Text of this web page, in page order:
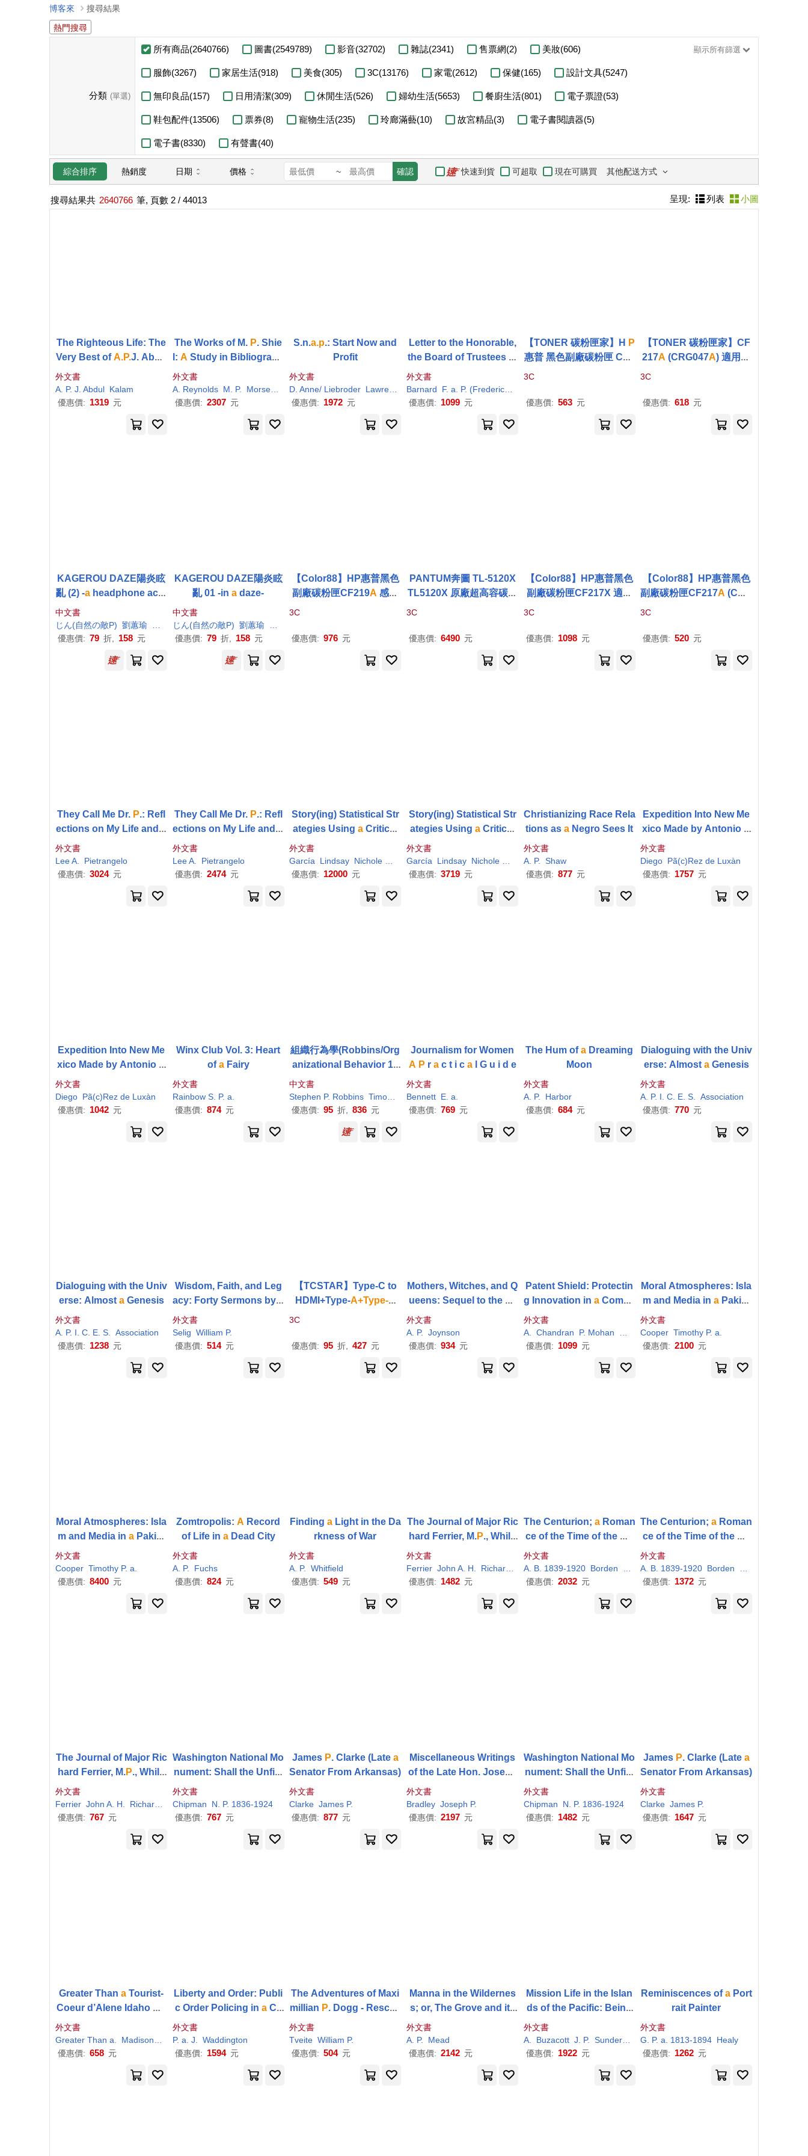
博客來
搜尋結果
熱門搜尋
分類 (單選)
所有商品(2640766) 圖書(2549789) 影音(32702) 雜誌(2341) 售票網(2) 美妝(606)
服飾(3267) 家居生活(918) 美食(305) 3C(13176) 家電(2612) 保健(165) 設計文具(5247)
無印良品(157) 日用清潔(309) 休閒生活(526) 婦幼生活(5653) 餐廚生活(801) 電子票證(53)
鞋包配件(13506) 票券(8) 寵物生活(235) 玲廊滿藝(10) 故宮精品(3) 電子書閱讀器(5)
電子書(8330) 有聲書(40)
顯示所有篩選
綜合排序 熱銷度 日期 價格 ~ 確認 快速到貨 可超取 現在可購買 其他配送方式
搜尋結果共 2640766 筆, 頁數 2 / 44013 呈現: 列表 小圖
The Righteous Life: The
Very Best ofA.P.J. Abdu
外文書
A P. J. Abdul Kalam
優惠價: 1319 元
The Works of M. P. Shie
l:A Study in Bibliograph
外文書
A. Reynolds M. P. Morse
Shiel
優惠價: 2307 元
S.n.a.p.: Start Now and
Profit
外文書
D. Anne/ Liebroder Lawrence A. Liebroder
優惠價: 1972 元
Letter to the Honorable,
the Board of Trustees of
the University of Mississ
ippi. by FrederickA.P
arnard ...
外文書
Barnard
F.a P. (Frederick Augustus Po
優惠價: 1099 元
【TONER 碳粉匣家】H P
惠普 黑色副廠碳粉匣 CF2
83X (CRG337) 適用型號:
125nw
3C
優惠價: 563 元
【TONER 碳粉匣家】CF
217A (CRG047A) 適用型
號:LJP M102
3C
優惠價: 618 元
KAGEROU DAZE陽炎眩
亂 (2) -aheadphone acto
中文書
じん(自然の敵P) 劉蕙瑜
優惠價: 79 折, 158 元
KAGEROU DAZE陽炎眩
亂 01 -ina daze-
中文書
じん(自然の敵P) 劉蕙瑜
優惠價: 79 折, 158 元
【Color88】HP惠普黑色
副廠碳粉匣CF219A 感光
鼓 (CRG049) 適用型號:LJ
P M130
3C
優惠價: 976 元
PANTUM奔圖 TL-5120X
TL5120X 原廠超高容碳粉
3C
優惠價: 6490 元
【Color88】HP惠普黑色
副廠碳粉匣CF217X 適用
型號:LJP M102
3C
優惠價: 1098 元
【Color88】HP惠普黑色
副廠碳粉匣CF217A (CRG
047
3C
優惠價: 520 元
They Call Me Dr. P.: Refl
ections on My Life and T
imes as
r and Flight Surgeon in t
he U.S. Military
外文書
LeeA
Pietrangelo
優惠價: 3024 元
They Call Me Dr. P.: Refl
ections on My Life and T
imes as
r and Flight Surgeon in t
he U.S. Military
外文書
LeeA.
Pietrangelo
優惠價: 2474 元
Story(ing) Statistical Str
ategies Usinga Critical
Race Feminista Quantita
tive PRAXIS
外文書
García Lindsay Nichole Margarita P érez Huber Vélez
Verónica N.
優惠價: 12000 元
Story(ing) Statistical Str
ategies Usinga Critical
Race Feminista Quantita
tive PRAXIS
外文書
García Lindsay Nichole Margarita Pérez Huber
Verónica N.
優惠價: 3719 元
Christianizing Race Rela
tions asa Negro Sees It
外文書
A. P.
Shaw
優惠價: 877 元
Expedition Into New Me
xico Made by Antonio D
e Espejo, 1582-1583, as
Revealed in the Journal
of DiegoPÃ(c)rez De Lu
外文書
Diego Pã(c)Rez de Luxàn
優惠價: 1757 元
Expedition Into New Me
xico Made by Antonio D
e Espejo, 1582-1583, as
Revealed in the Journal
of DiegoPÃ(c)rez De Lu
外文書
Diego Pã(c)Rez de Luxàn
優惠價: 1042 元
Winx Club Vol. 3: Heart
ofaFairy
外文書
Rainbow S. P. a
優惠價: 874 元
組織行為學(Robbins/Org
anizational Behavior 19
中文書
Stephen P. Robbins Timothy
. Judge
優惠價: 95 折, 836 元
A P r ac t i c al G u i d e
外文書
Bennett E.a
優惠價: 769 元
The Hum ofa Dreaming
Moon
外文書
A. P.
Harbor
優惠價: 684 元
Dialoguing with the Univ
erse: Almost aGenesis
外文書
A P. I. C. E. S.
Association
優惠價: 770 元
Dialoguing with the Univ
erse: Almost aGenesis
外文書
A P. I. C. E. S.
Association
優惠價: 1238 元
Wisdom, Faith, and Leg
acy: Forty Sermons bya
Hospital Chaplain:
ritual Anthology by Willi
amP. Selig, Volume Two
外文書
Selig William P.
優惠價: 514 元
【TCSTAR】Type-C to
HDMI+Type-A+Type-C
鋁合金多功能HUB轉接器
3C
優惠價: 95 折, 427 元
Mothers, Witches, and Q
ueens: Sequel to the he
artwarming MM Young A
dult romantasy, Son Of
The Lake, takes
外文書
A P.
Joynson
優惠價: 934 元
Patent Shield: Protectin
g Innovation ina Compe
titive World
nsive Guide to Safeguar
ding Intellectual Propert
外文書
A. Chandran P. Mohan
Srujana
優惠價: 1099 元
Moral Atmospheres: Isla
m and Media ina Pakist
ani Marketplace
外文書
Cooper Timothy P.a
優惠價: 2100 元
Moral Atmospheres: Isla
m and Media in a Pakist
ani Marketplace
外文書
Cooper Timothy P. a
優惠價: 8400 元
Zomtropolis:A Record
of Life in aDead City
外文書
A. P.
Fuchs
優惠價: 824 元
Finding aLight in the Da
rkness of War
外文書
A P.
Whitfield
優惠價: 549 元
The Journal of Major Ric
hard Ferrier, M.P., While
Travelling in France in th
e Year 1687. WithaBrie
外文書
Ferrier JohnA . H. Richard F. E.
Richardor
優惠價: 1482 元
The Centurion; aRoman
ce of the Time of the Me
ssiah. Translated From t
he French by Lucille
Borden
外文書
A. B. 1839-1920 Borden Lucille Papin Routhier
優惠價: 2032 元
The Centurion;a Roman
ce of the Time of the Me
ssiah. Translated From t
he French by Lucille
Borden
外文書
A . B. 1839-1920 Borden
優惠價: 1372 元
The Journal of Major Ric
hard Ferrier, M.P., While
Travelling in France in th
e Year 1687. WithaBrie
外文書
Ferrier John A . H. Richard F. E.
Richardor
優惠價: 767 元
Washington National Mo
nument: Shall the Unfini
shed Obelisk Stand
onument of National Dis
grace and National Dish
外文書
Chipman
N. P. 1836-1924
優惠價: 767 元
James P. Clarke (Late a
Senator From Arkansas)
外文書
Clarke James P.
優惠價: 877 元
Miscellaneous Writings
P . Bradley: ... and
ew of His "Judicial Reco
rd," by William Draper
外文書
Bradley Joseph P.
優惠價: 2197 元
Washington National Mo
nument: Shall the Unfini
shed Obelisk Stand
onument of National Dis
grace and National Dish
外文書
Chipman
N. P. 1836-1924
優惠價: 1482 元
James P. Clarke (Late a
Senator From Arkansas)
外文書
Clarke James P.
優惠價: 1647 元
Greater Than a Tourist-
Coeur d’Alene Idaho US
A: 50 Travel Tips from
Local
外文書
Greater Than a Madison Roberts
Tourist
優惠價: 658 元
Liberty and Order: Publi
c Order Policing in aCa
外文書
P. a . J.
Waddington
優惠價: 1594 元
The Adventures of Maxi
millian P. Dogg - Rescue
Dog: Max Finds
ome
外文書
Tveite William P.
優惠價: 504 元
Manna in the Wildernes
s; or, The Grove and its
Altar, Offerings, and Thri
lling Incidents. Containi
nga History of the
外文書
A P.
Mead
優惠價: 2142 元
Mission Life in the Islan
ds of the Pacific: Being
aNarrative of the Life an
d Labours
外文書
A. Buzacott J. P.
Sunderland
優惠價: 1922 元
Reminiscences ofaPort
rait Painter
外文書
G. P.a . 1813-1894 Healy
優惠價: 1262 元